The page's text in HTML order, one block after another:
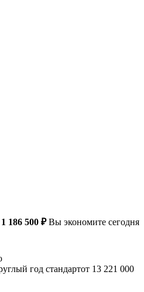
1 186 500 ₽Вы экономите сегодня
год стандартот 13 221 000